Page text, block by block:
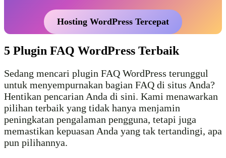
Hosting WordPress Tercepat
5 Plugin FAQ WordPress Terbaik
Sedang mencari plugin FAQ WordPress terunggul
untuk menyempurnakan bagian FAQ di situs Anda?
Hentikan pencarian Anda di sini. Kami menawarkan
pilihan terbaik yang tidak hanya menjamin
peningkatan pengalaman pengguna, tetapi juga
memastikan kepuasan Anda yang tak tertandingi, apa
pun pilihannya.